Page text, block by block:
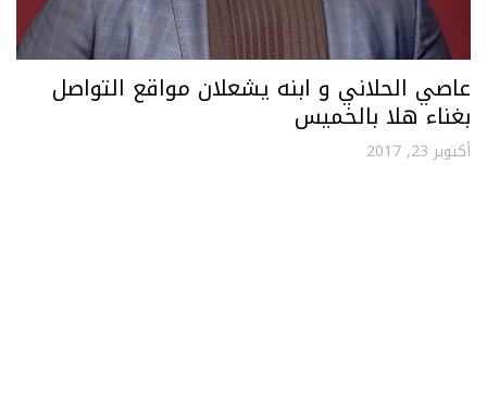
عاصي الحلاني و ابنه يشعلان مواقع التواصل
بغناء هلا بالخميس
أكتوبر 23, 2017